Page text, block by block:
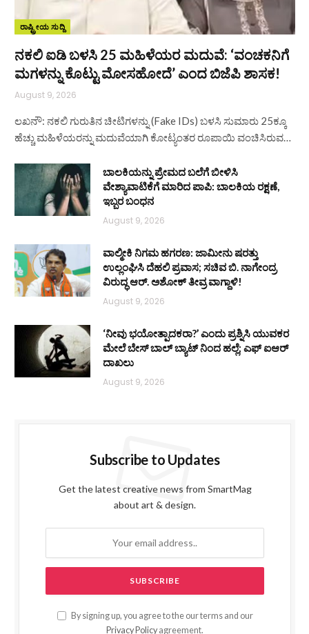
ರಾಷ್ಟ್ರೀಯ ಸುದ್ದಿ
ನಕಲಿ ಐಡಿ ಬಳಸಿ 25 ಮಹಿಳೆಯರ ಮದುವೆ: ‘ವಂಚಕನಿಗೆ
ಮಗಳನ್ನು ಕೊಟ್ಟು ಮೋಸಹೋದೆ’ ಎಂದ ಬಿಜೆಪಿ ಶಾಸಕ!
August 9, 2026
ಲಖನೌ: ನಕಲಿ ಗುರುತಿನ ಚೀಟಿಗಳನ್ನು (Fake IDs) ಬಳಸಿ ಸುಮಾರು 25ಕ್ಕೂ
ಹೆಚ್ಚು ಮಹಿಳೆಯರನ್ನು ಮದುವೆಯಾಗಿ ಕೋಟ್ಯಂತರ ರೂಪಾಯಿ ವಂಚಿಸಿರುವ…
ಬಾಲಕಿಯನ್ನು ಪ್ರೇಮದ ಬಲೆಗೆ ಬೀಳಿಸಿ
ವೇಶ್ಯಾವಾಟಿಕೆಗೆ ಮಾರಿದ ಪಾಪಿ: ಬಾಲಕಿಯ ರಕ್ಷಣೆ,
ಇಬ್ಬರ ಬಂಧನ
August 9, 2026
ವಾಲ್ಮೀಕಿ ನಿಗಮ ಹಗರಣ: ಜಾಮೀನು ಷರತ್ತು
ಉಲ್ಲಂಘಿಸಿ ದೆಹಲಿ ಪ್ರವಾಸ; ಸಚಿವ ಬಿ. ನಾಗೇಂದ್ರ
ವಿರುದ್ಧ ಆರ್. ಅಶೋಕ್ ತೀವ್ರ ವಾಗ್ದಾಳಿ!
August 9, 2026
‘ನೀವು ಭಯೋತ್ಪಾದಕರಾ?’ ಎಂದು ಪ್ರಶ್ನಿಸಿ ಯುವಕರ
ಮೇಲೆ ಬೇಸ್‌ ಬಾಲ್ ಬ್ಯಾಟ್‌ ನಿಂದ ಹಲ್ಲೆ; ಎಫ್‌ ಐಆರ್
ದಾಖಲು
August 9, 2026
Subscribe to Updates
Get the latest creative news from SmartMag
about art & design.
By signing up, you agree to the our terms and our
Privacy Policy agreement.